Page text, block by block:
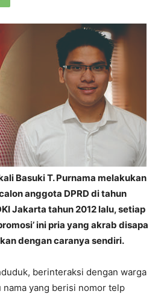
Basuki T. Purnama melakukan
anggota DPRD di tahun
Jakarta tahun 2012 lalu, setiap
ini pria yang akrab disapa
dengan caranya sendiri.
berinteraksi dengan warga
yang berisi nomor telp